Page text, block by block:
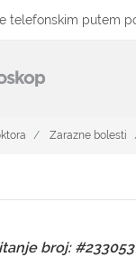
telefonskim putem
Zarazne bolesti
broj: #233053